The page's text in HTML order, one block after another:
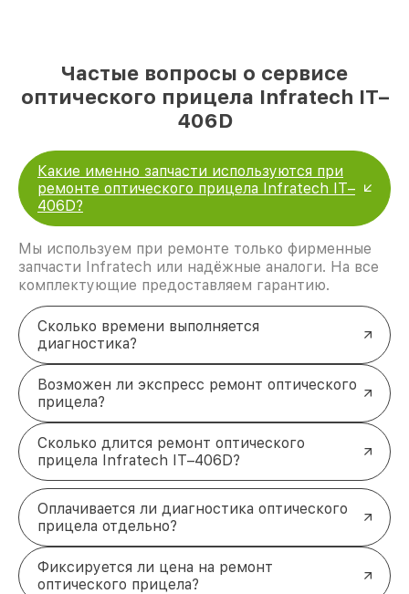
Частые вопросы о сервисе
оптического прицела Infratech IT–
406D
Какие именно запчасти используются при
ремонте оптического прицела Infratech IT–
406D?
Мы используем при ремонте только фирменные
запчасти Infratech или надёжные аналоги. На все
комплектующие предоставляем гарантию.
Сколько времени выполняется
диагностика?
Возможен ли экспресс ремонт оптического
прицела?
Сколько длится ремонт оптического
прицела Infratech IT–406D?
Оплачивается ли диагностика оптического
прицела отдельно?
Фиксируется ли цена на ремонт
оптического прицела?